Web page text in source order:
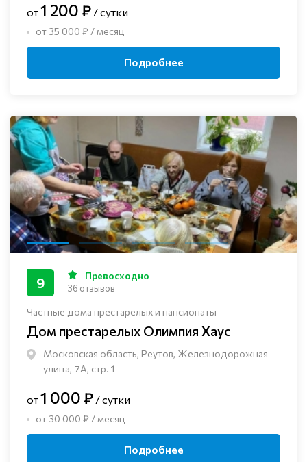
от1 200 ₽ / сутки
от 35 000 ₽ / месяц
Подробнее
Частные дома престарелых и пансионаты
Дом престарелых Олимпия Хаус
Московская область, Реутов, Железнодорожная
улица, 7А, стр. 1
9 Превосходно
36 отзывов
от1 000 ₽ / сутки
от 30 000 ₽ / месяц
Подробнее